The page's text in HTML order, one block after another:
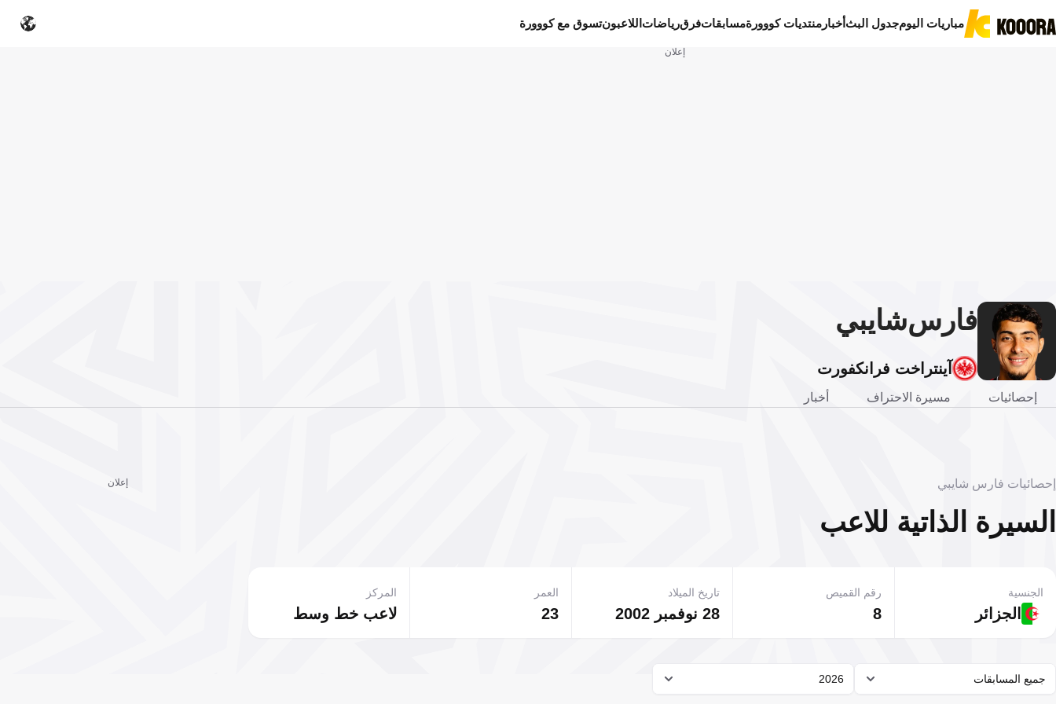
مباريات اليومجدول البثأخبار منتديات كووورةمسابقاتفرقرياضات اللاعبونتسوق مع كووورة
إعلان
فارسشايبي
آينتراخت فرانكفورت
إحصائيات مسيرة الاحتراف أخبار
إحصائيات فارس شايبي
السيرة الذاتية للاعب
الجزائر
الجنسية
8
رقم القميص
28 نوفمبر 2002
تاريخ الميلاد
23
العمر
لاعب خط وسط
المركز
جميع المسابقات 2026
إعلان